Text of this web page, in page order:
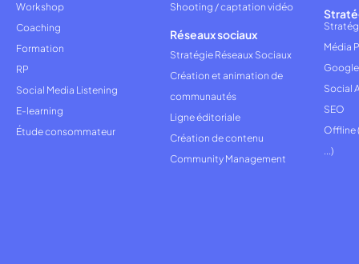
Workshop
Coaching
Formation
RP
Social Media Listening
E-learning
Étude consommateur
Shooting / captation vidéo
Réseaux sociaux
Stratégie Réseaux Sociaux
Création et animation de
communautés
Ligne éditoriale
Création de contenu
Community Management
Média
Social
SEO
Offline
...)